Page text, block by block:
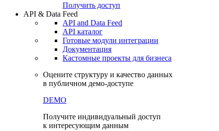
Получить доступ
API & Data Feed
API and Data Feed
API каталог
Готовые модули интеграции
Документация
Кастомные проекты для бизнеса
Оцените структуру и качество данных
в публичном демо-доступе
DEMO
Получите индивидуальный доступ
к интересующим данным